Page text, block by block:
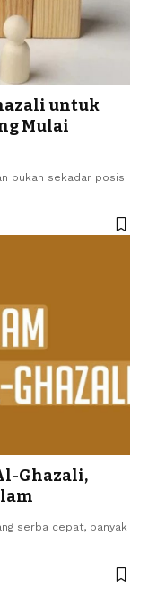
untuk
Mulai
bukan sekadar posisi
Ghazali,
serba cepat, banyak